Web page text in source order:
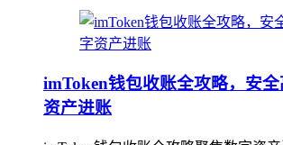
imToken钱包收账全攻略，安
资产进账